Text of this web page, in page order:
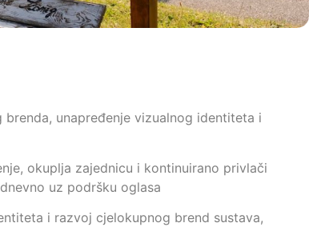
brenda, unapređenje vizualnog identiteta i
okuplja zajednicu i kontinuirano privlači
uz podršku oglasa
i razvoj cjelokupnog brend sustava,